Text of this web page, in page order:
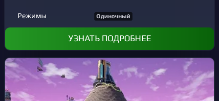
Режимы Одиночный
УЗНАТЬ ПОДРОБНЕЕ